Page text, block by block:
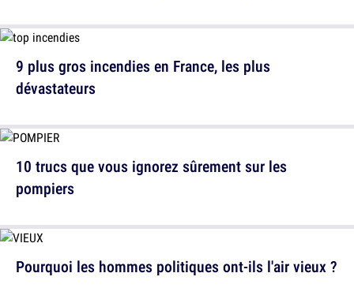
9 plus gros incendies en France, les plus
dévastateurs
Pourquoi les hommes politiques ont-ils l'air vieux ?
10 trucs que vous ignorez sûrement sur les
pompiers